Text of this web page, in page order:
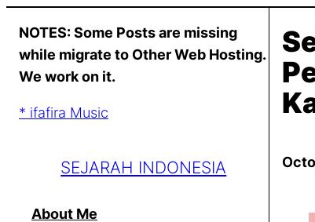
content
NOTES: Some Posts are missing
while migrate to Other Web Hosting.
We work on it.
* ifafira Music
SEJARAH INDONESIA
About Me